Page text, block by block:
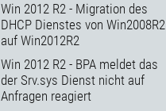
Win 2012 R2 - Migration des
DHCP Dienstes von Win2008R2
auf Win2012R2
Win 2012 R2 - BPA meldet das
der Srv.sys Dienst nicht auf
Anfragen reagiert